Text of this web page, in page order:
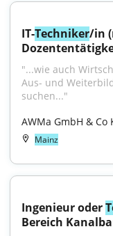
IT-Techniker/in
"...wie auch
Aus- und
suchen..."
AWMa GmbH & Co
Mainz
Ingenieur oder
Bereich